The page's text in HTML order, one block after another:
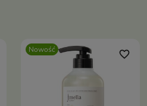
Nowość favorite_border